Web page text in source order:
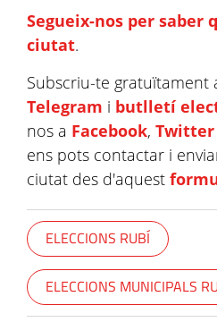
Segueix-nos per saber
ciutat.
Subscriu-te gratuïtament
Telegram i butlletí
nos a Facebook, Twitter
ens pots contactar i
ciutat des d'aquest
ELECCIONS RUBÍ
ELECCIONS MUNICIPALS